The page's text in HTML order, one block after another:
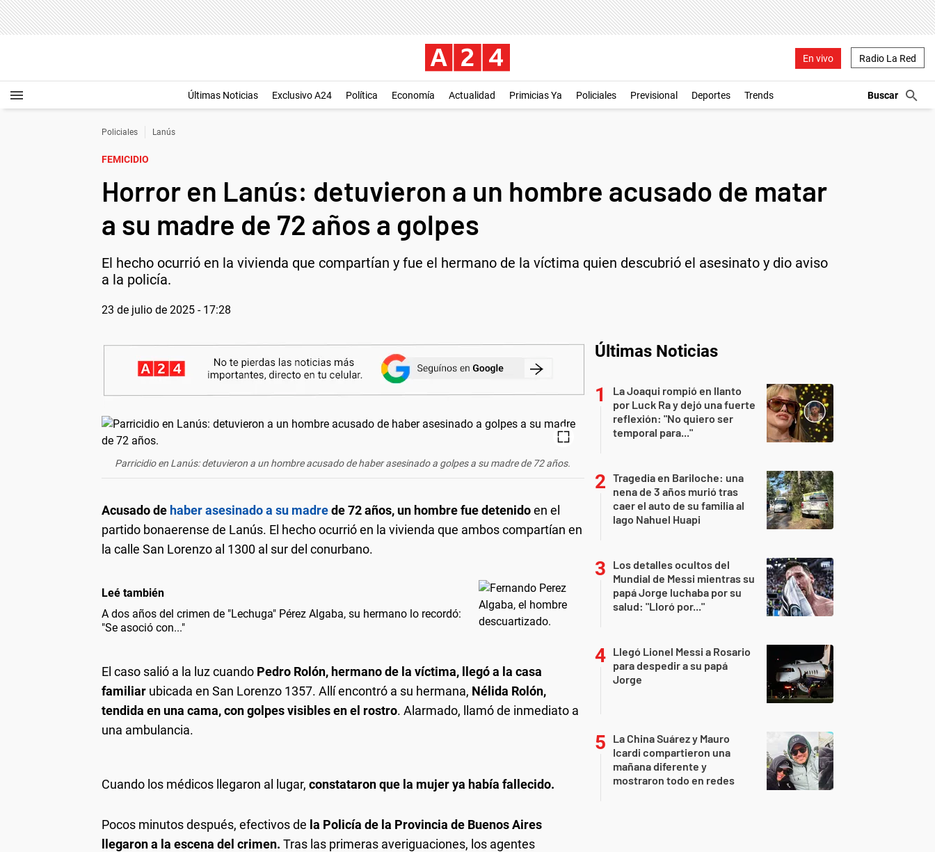
En vivo Radio La Red
Últimas Noticias Exclusivo A24 Política Economía Actualidad Primicias Ya Policiales Previsional Deportes Trends
Policiales Lanús
FEMICIDIO
Horror en Lanús: detuvieron a un hombre acusado de matar
a su madre de 72 años a golpes
El hecho ocurrió en la vivienda que compartían y fue el hermano de la víctima quien descubrió el asesinato y dio aviso
a la policía.
23 de julio de 2025 - 17:28
Parricidio en Lanús: detuvieron a un hombre acusado de haber asesinado a golpes a su madre de 72 años.
Acusado de haber asesinado a su madrede 72 años, un hombre fue detenidoen el
partido bonaerense de Lanús. El hecho ocurrió en la vivienda que ambos compartían en
la calle San Lorenzo al 1300 al sur del conurbano.
Leé también
A dos años del crimen de "Lechuga" Pérez Algaba, su hermano lo recordó:
"Se asoció con..."
El caso salió a la luz cuando Pedro Rolón, hermano de la víctima, llegó a la casa
familiar ubicada en San Lorenzo 1357. Allí encontró a su hermana, Nélida Rolón,
tendida en una cama, con golpes visibles en el rostro. Alarmado, llamó de inmediato a
una ambulancia.
Cuando los médicos llegaron al lugar, constataron que la mujer ya había fallecido.
Pocos minutos después, efectivos de la Policía de la Provincia de Buenos Aires
llegaron a la escena del crimen. Tras las primeras averiguaciones, los agentes
Últimas Noticias
La Joaqui rompió en llanto
por Luck Ra y dejó una fuerte
reflexión: "No quiero ser
temporal para..."
Tragedia en Bariloche: una
nena de 3 años murió tras
caer el auto de su familia al
lago Nahuel Huapi
Los detalles ocultos del
Mundial de Messi mientras su
papá Jorge luchaba por su
salud: "Lloró por..."
Llegó Lionel Messi a Rosario
para despedir a su papá
Jorge
La China Suárez y Mauro
Icardi compartieron una
mañana diferente y
mostraron todo en redes